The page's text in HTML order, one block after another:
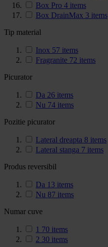
Box Pro 4 items
Box DrainMax 3 items
Tip material
Inox 57 items
Fragranite 72 items
Picurator
Da 26 items
Nu 74 items
Pozitie picurator
Lateral dreapta 8 items
Lateral stanga 7 items
Produs reversibil
Da 13 items
Nu 87 items
Numar cuve
1 70 items
2 30 items